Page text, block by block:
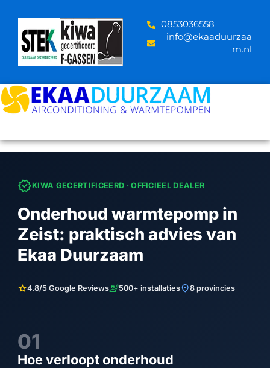
content
‪0853036558
info@ekaaduurzaa
m.nl
verifiedKIWA GECERTIFICEERD · OFFICIEEL DEALER
Onderhoud warmtepomp in
Zeist: praktisch advies van
Ekaa Duurzaam
star4.8/5 Google Reviewsengineering500+ installatieslocation_on8 provincies
01
Hoe verloopt onderhoud